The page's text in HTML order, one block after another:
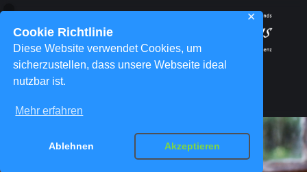
Cookie Richtlinie
Diese Website verwendet Cookies, um
sicherzustellen, dass unsere Webseite ideal
nutzbar ist.
Mehr erfahren
Ablehnen Akzeptieren
✕
Schlagwort-Archiv:Hip Hop